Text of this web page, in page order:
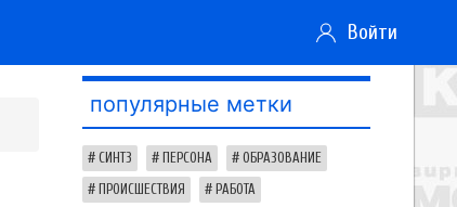
Войти
популярные метки
СИНТЗ ПЕРСОНА ОБРАЗОВАНИЕ
ПРОИСШЕСТВИЯ РАБОТА